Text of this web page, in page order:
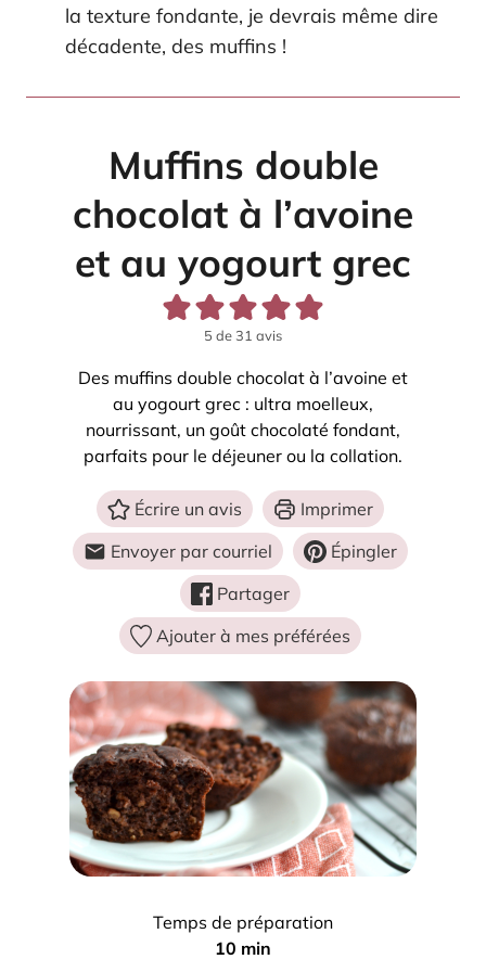
la texture fondante, je devrais même dire
décadente, des muffins !
Muffins double
chocolat à l’avoine
et au yogourt grec
5 de 31 avis
Des muffins double chocolat à l’avoine et
au yogourt grec : ultra moelleux,
nourrissant, un goût chocolaté fondant,
parfaits pour le déjeuner ou la collation.
Écrire un avis
Imprimer
Envoyer par courriel
Épingler
Partager
Ajouter à mes préférées
Temps de préparation
10 m
min